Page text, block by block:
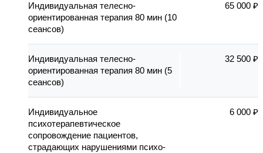
Индивидуальная телесно-
ориентированная терапия 80 мин (10
сеансов)
65 000 ₽
Индивидуальная телесно-
ориентированная терапия 80 мин (5
сеансов)
32 500 ₽
Индивидуальное
психотерапевтическое
сопровождение пациентов,
страдающих нарушениями психо-
6 000 ₽